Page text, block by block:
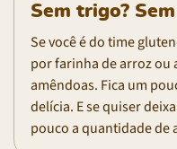
Sem trigo?
Se você é do time
por farinha de arroz ou
amêndoas. Fica um
delícia. E se quiser
pouco a quantidade de